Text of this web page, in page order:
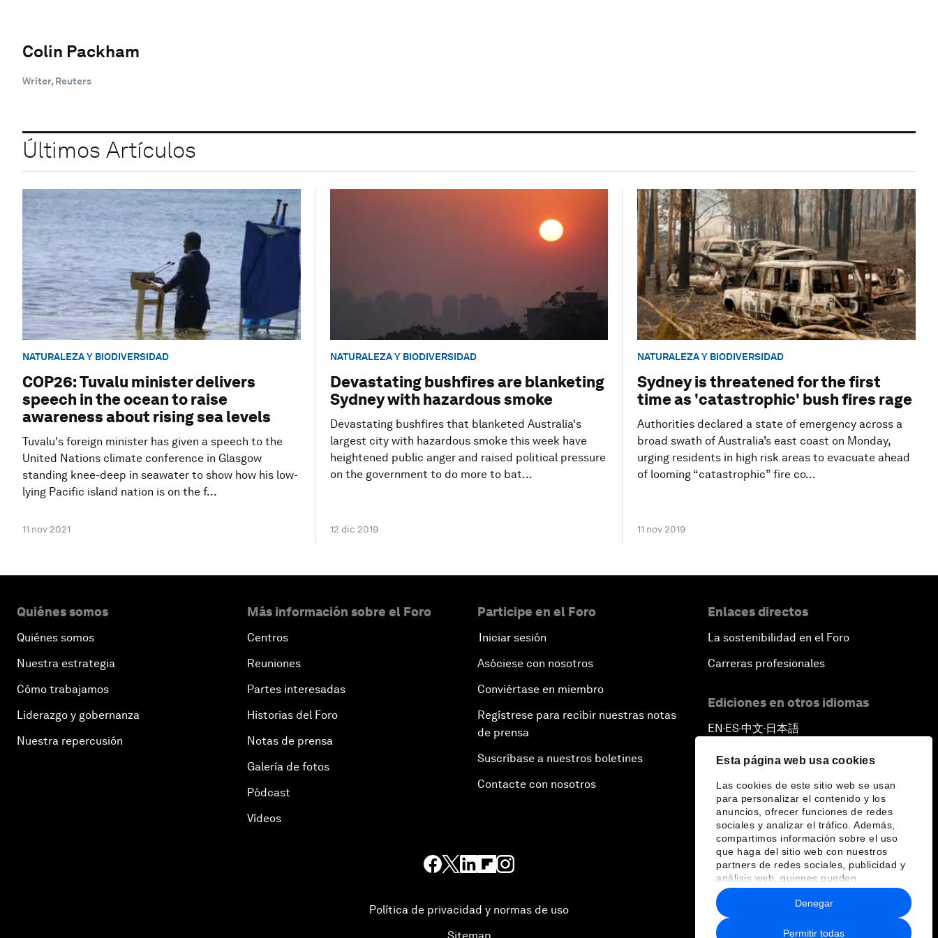
Esta página web usa cookies
Las cookies de este sitio web se usan
para personalizar el contenido y los
anuncios, ofrecer funciones de redes
sociales y analizar el tráfico. Además,
compartimos información sobre el uso
que haga del sitio web con nuestros
partners de redes sociales, publicidad y
análisis web, quienes pueden
combinarla con otra información que les
haya proporcionado o que hayan
recopilado a partir del uso que haya
hecho de sus servicios.
Permitir todas
Denegar
Colin Packham
Writer, Reuters
Últimos Artículos
NATURALEZA Y BIODIVERSIDAD
COP26: Tuvalu minister delivers
speech in the ocean to raise
awareness about rising sea levels
Tuvalu's foreign minister has given a speech to the
United Nations climate conference in Glasgow
standing knee-deep in seawater to show how his low-
lying Pacific island nation is on the f...
11 nov 2021
NATURALEZA Y BIODIVERSIDAD
Devastating bushfires are blanketing
Sydney with hazardous smoke
Devastating bushfires that blanketed Australia's
largest city with hazardous smoke this week have
heightened public anger and raised political pressure
on the government to do more to bat...
12 dic 2019
NATURALEZA Y BIODIVERSIDAD
Sydney is threatened for the first
time as 'catastrophic' bush fires rage
Authorities declared a state of emergency across a
broad swath of Australia’s east coast on Monday,
urging residents in high risk areas to evacuate ahead
of looming “catastrophic” fire co...
11 nov 2019
Quiénes somos
Quiénes somos
Nuestra estrategia
Cómo trabajamos
Liderazgo y gobernanza
Nuestra repercusión
Más información sobre el Foro
Centros
Reuniones
Partes interesadas
Historias del Foro
Notas de prensa
Galería de fotos
Pódcast
Vídeos
Participe en el Foro
Iniciar sesión
Asóciese con nosotros
Conviértase en miembro
Regístrese para recibir nuestras notas
de prensa
Suscríbase a nuestros boletines
Contacte con nosotros
Enlaces directos
La sostenibilidad en el Foro
Carreras profesionales
Ediciones en otros idiomas
EN ▪ ES▪中文▪ 日本語
Política de privacidad y normas de uso